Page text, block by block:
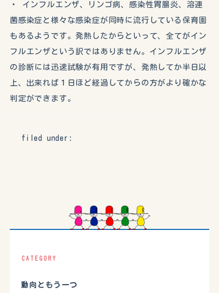
・ インフルエンザ、リンゴ病、感染性胃腸炎、溶連
菌感染症と様々な感染症が同時に流行している保育園
もあるようです。発熱したからといって、全てがイン
フルエンザという訳ではありません。インフルエンザ
の診断には迅速試験が有用ですが、発熱してか半日以
上、出来れば１日ほど経過してからの方がより確かな
判定ができます。
filed under:
CATEGORY
動向ともう一つ